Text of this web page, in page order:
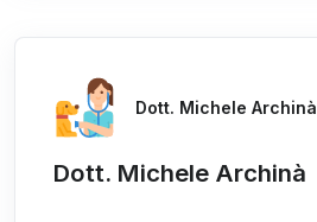
Dott. Michele Archinà
Dott. Michele Archinà